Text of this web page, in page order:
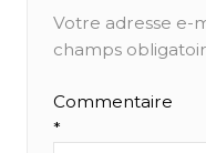
Votre adresse e-
champs
Commentaire
*